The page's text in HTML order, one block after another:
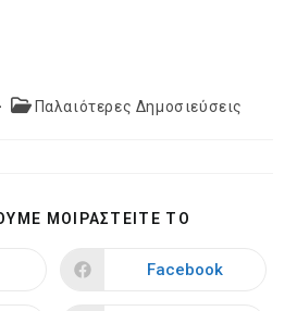
PostΠαλαιότερες Δημοσιεύσεις
ΜΟΙΡΑΣΤΕΙΤΕ ΤΟ
CONTENT
Opens
Facebook